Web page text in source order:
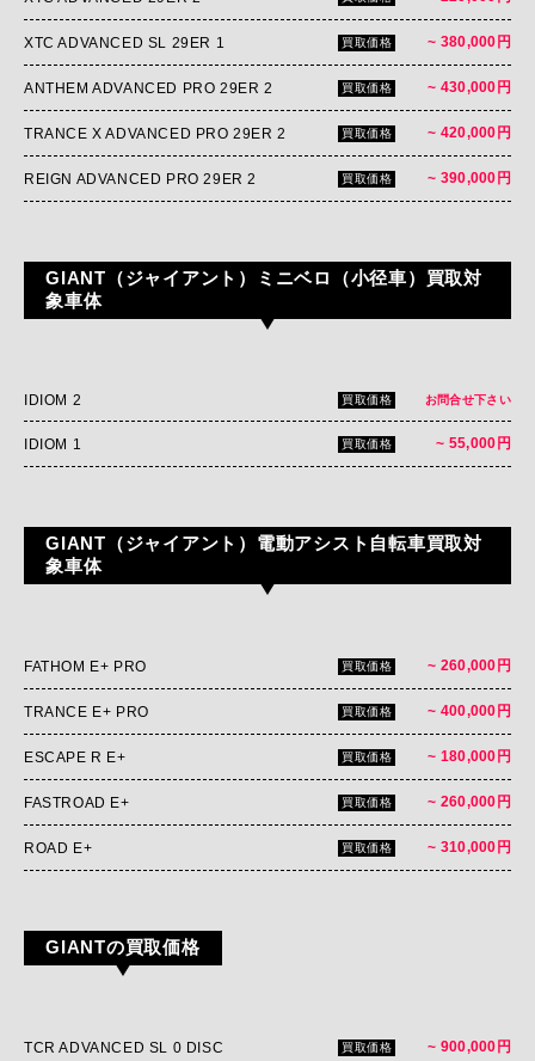
XTC ADVANCED SL 29ER 1 買取価格 ~ 380,000円
ANTHEM ADVANCED PRO 29ER 2 買取価格 ~ 430,000円
TRANCE X ADVANCED PRO 29ER 2 買取価格 ~ 420,000円
REIGN ADVANCED PRO 29ER 2 買取価格 ~ 390,000円
GIANT（ジャイアント）ミニベロ（小径車）買取対
象車体
IDIOM 2 買取価格 お問合せ下さい
IDIOM 1 買取価格 ~ 55,000円
GIANT（ジャイアント）電動アシスト自転車買取対
象車体
FATHOM E+ PRO 買取価格 ~ 260,000円
TRANCE E+ PRO 買取価格 ~ 400,000円
ESCAPE R E+ 買取価格 ~ 180,000円
FASTROAD E+ 買取価格 ~ 260,000円
ROAD E+ 買取価格 ~ 310,000円
GIANTの買取価格
TCR ADVANCED SL 0 DISC 買取価格 ~ 900,000円